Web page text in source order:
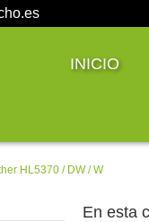
INICIO
HL5370 / DW / W
En esta